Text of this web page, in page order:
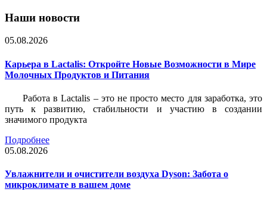
Наши новости
05.08.2026
Карьера в Lactalis: Откройте Новые Возможности в Мире
Молочных Продуктов и Питания
Работа в Lactalis – это не просто место для заработка, это
путь к развитию, стабильности и участию в создании
значимого продукта
Подробнее
05.08.2026
Увлажнители и очистители воздуха Dyson: Забота о
микроклимате в вашем доме